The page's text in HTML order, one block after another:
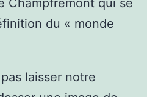
Champfrémont qui se
du « monde
laisser notre